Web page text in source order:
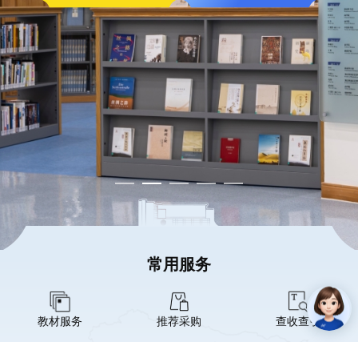
常用服务
教材服务 推荐采购 查收查引